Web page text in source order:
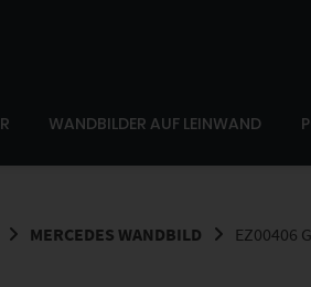
WANDBILDER AUF LEINWAND
MERCEDES WANDBILD EZ00406